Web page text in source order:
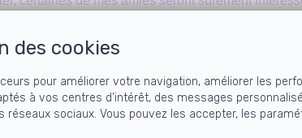
Merci à Sonia que j'apprécie tout plein et super
INTERACTIF
des cookies
pour améliorer votre navigation, améliorer les
à vos centres d’intérêt, des messages
sociaux. Vous pouvez les accepter, les